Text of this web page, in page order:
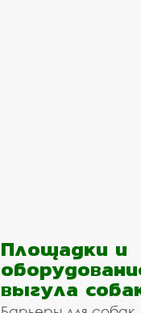
Площадки и
выгула